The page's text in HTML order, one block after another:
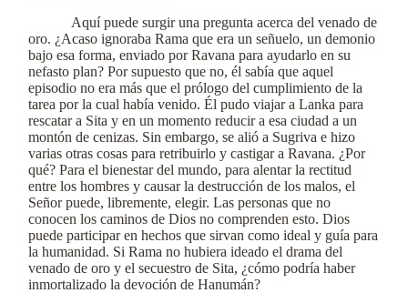
Aquí puede surgir una pregunta acerca del venado de
oro. ¿Acaso ignoraba Rama que era un señuelo, un demonio
bajo esa forma, enviado por Ravana para ayudarlo en su
nefasto plan? Por supuesto que no, él sabía que aquel
episodio no era más que el prólogo del cumplimiento de la
tarea por la cual había venido. Él pudo viajar a Lanka para
rescatar a Sita y en un momento reducir a esa ciudad a un
montón de cenizas. Sin embargo, se alió a Sugriva e hizo
varias otras cosas para retribuirlo y castigar a Ravana. ¿Por
qué? Para el bienestar del mundo, para alentar la rectitud
entre los hombres y causar la destrucción de los malos, el
Señor puede, libremente, elegir. Las personas que no
conocen los caminos de Dios no comprenden esto. Dios
puede participar en hechos que sirvan como ideal y guía para
la humanidad. Si Rama no hubiera ideado el drama del
venado de oro y el secuestro de Sita, ¿cómo podría haber
inmortalizado la devoción de Hanumán?